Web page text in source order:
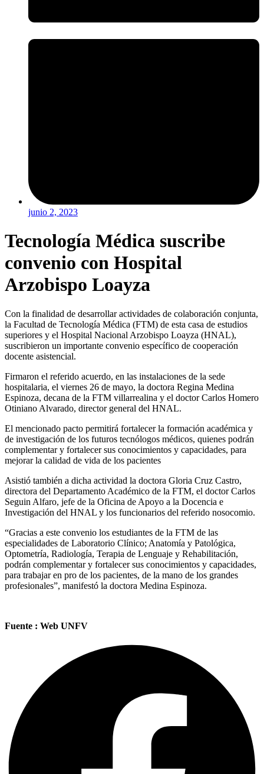
junio 2, 2023
Tecnología Médica suscribe
convenio con Hospital
Arzobispo Loayza
Con la finalidad de desarrollar actividades de colaboración conjunta,
la Facultad de Tecnología Médica (FTM) de esta casa de estudios
superiores y el Hospital Nacional Arzobispo Loayza (HNAL),
suscribieron un importante convenio específico de cooperación
docente asistencial.
Firmaron el referido acuerdo, en las instalaciones de la sede
hospitalaria, el viernes 26 de mayo, la doctora Regina Medina
Espinoza, decana de la FTM villarrealina y el doctor Carlos Homero
Otiniano Alvarado, director general del HNAL.
El mencionado pacto permitirá fortalecer la formación académica y
de investigación de los futuros tecnólogos médicos, quienes podrán
complementar y fortalecer sus conocimientos y capacidades, para
mejorar la calidad de vida de los pacientes
Asistió también a dicha actividad la doctora Gloria Cruz Castro,
directora del Departamento Académico de la FTM, el doctor Carlos
Seguin Alfaro, jefe de la Oficina de Apoyo a la Docencia e
Investigación del HNAL y los funcionarios del referido nosocomio.
“Gracias a este convenio los estudiantes de la FTM de las
especialidades de Laboratorio Clínico; Anatomía y Patológica,
Optometría, Radiología, Terapia de Lenguaje y Rehabilitación,
podrán complementar y fortalecer sus conocimientos y capacidades,
para trabajar en pro de los pacientes, de la mano de los grandes
profesionales”, manifestó la doctora Medina Espinoza.
Fuente : Web UNFV